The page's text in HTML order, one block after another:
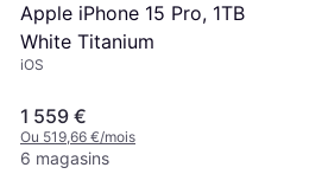
Apple iPhone 15 Pro, 1TB
White Titanium
iOS
1 559 €
Ou 519,66 €/mois
6 magasins